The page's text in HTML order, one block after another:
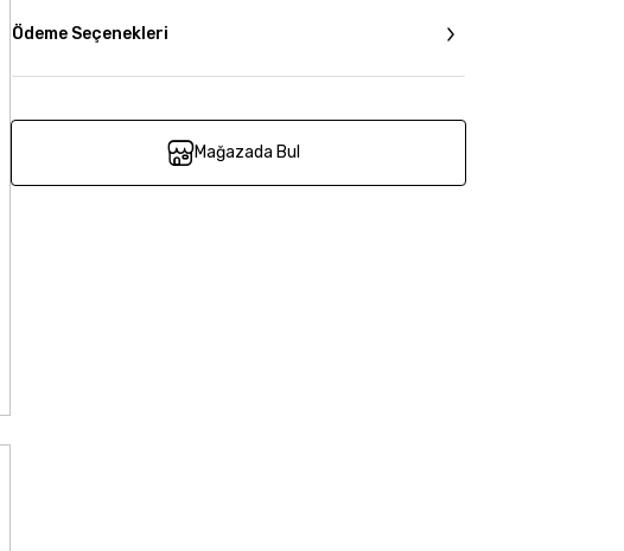
Ödeme Seçenekleri
Mağazada Bul